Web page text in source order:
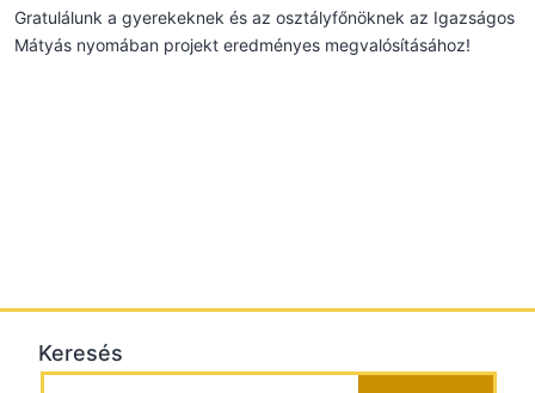
Gratulálunk a gyerekeknek és az osztályfőnöknek az Igazságos
Mátyás nyomában projekt eredményes megvalósításához!
Keresés